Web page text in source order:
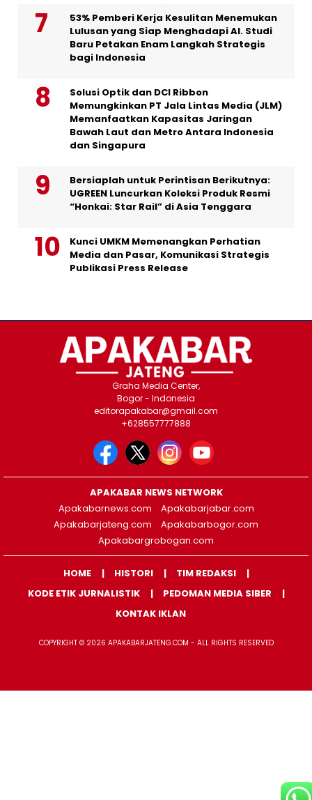
53% Pemberi Kerja Kesulitan Menemukan
Lulusan yang Siap Menghadapi AI. Studi
Baru Petakan Enam Langkah Strategis
bagi Indonesia
Solusi Optik dan DCI Ribbon
Memungkinkan PT Jala Lintas Media (JLM)
Memanfaatkan Kapasitas Jaringan
Bawah Laut dan Metro Antara Indonesia
dan Singapura
Bersiaplah untuk Perintisan Berikutnya:
UGREEN Luncurkan Koleksi Produk Resmi
“Honkai: Star Rail” di Asia Tenggara
Kunci UMKM Memenangkan Perhatian
Media dan Pasar, Komunikasi Strategis
Publikasi Press Release
Graha Media Center,
Bogor - Indonesia
editorapakabar@gmail.com
+628557777888
APAKABAR NEWS NETWORK
Apakabarnews.com
Apakabarjabar.com
Apakabarjateng.com
Apakabarbogor.com
Apakabargrobogan.com
HOME HISTORI
TIM REDAKSI
KODE ETIK JURNALISTIK
PEDOMAN MEDIA SIBER
KONTAK IKLAN
COPYRIGHT © 2026 APAKABARJATENG.COM - ALL RIGHTS RESERVED